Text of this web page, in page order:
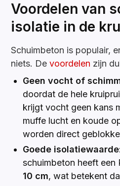
Voordelen van
isolatie in de
Schuimbeton is populair,
niets. Devoordelen zijn
Geen vocht of
doordat de hele
krijgt vocht geen kans
muffe lucht en koude
worden direct
Goede isolatiewaarde:
schuimbeton heeft een
10 cm, wat betekent